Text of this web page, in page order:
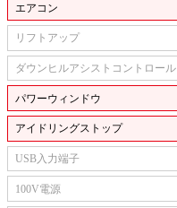
エアコン
リフトアップ
ダウンヒルアシストコントロール
パワーウィンドウ
アイドリングストップ
USB入力端子
100V電源